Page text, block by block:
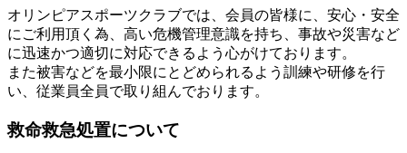
オリンピアスポーツクラブでは、会員の皆様に、安心・安全
にご利用頂く為、高い危機管理意識を持ち、事故や災害など
に迅速かつ適切に対応できるよう心がけております。
また被害などを最小限にとどめられるよう訓練や研修を行
い、従業員全員で取り組んでおります。
救命救急処置について